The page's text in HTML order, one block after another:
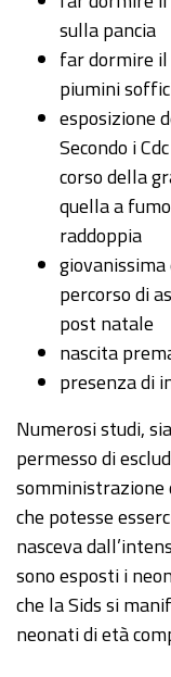
sulla pancia
far dormire
piumini
esposizione
Secondo i
corso della
quella a
raddoppia
percorso di
post natale
nascita
presenza di
Numerosi studi,
permesso di
somministrazione
che potesse
nasceva
sono esposti i
che la Sids si
neonati di età